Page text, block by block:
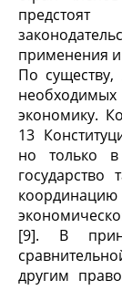
применения и
По существу,
экономику.
13
но только в
государство
[9]. В
другим